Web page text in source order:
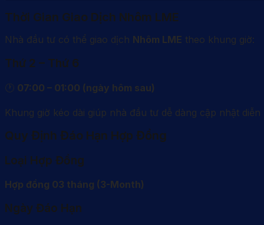
Thời Gian Giao Dịch Nhôm LME
Nhà đầu tư có thể giao dịch Nhôm LME theo khung giờ:
Thứ 2 – Thứ 6
🕐 07:00 – 01:00 (ngày hôm sau)
Khung giờ kéo dài giúp nhà đầu tư dễ dàng cập nhật
Quy Định Đáo Hạn Hợp Đồng
Loại Hợp Đồng
Hợp đồng 03 tháng (3-Month)
Ngày Đáo Hạn